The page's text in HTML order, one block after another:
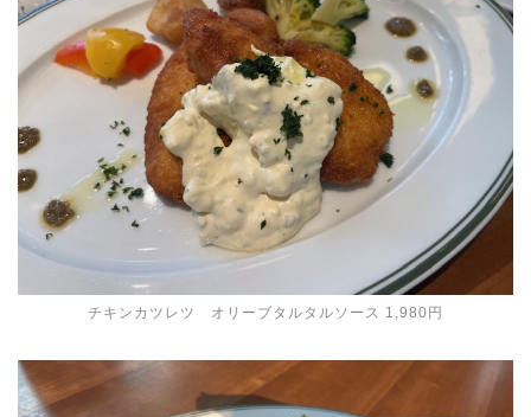
チキンカツレツ オリーブタルタルソース 1,980円